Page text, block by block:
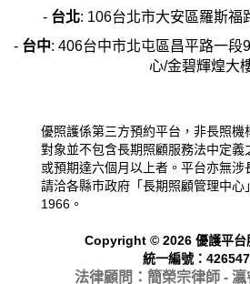
- 台北: 106台北市大安區羅斯福
- 台中: 406台中市北屯區昌平路一段
心/金碧輝煌大
優照護係第三方預約平台，非長照機
對象並不包含長期照顧服務法中定義
或預期達六個月以上者。平台亦無涉
請洽各縣市政府「長期照顧管理中心
1966。
Copyright © 2026 優護平台
統一編號：
法律顧問：簡榮宗律師 - 瀛